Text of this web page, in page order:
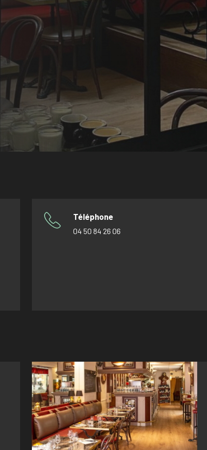
Téléphone
04 50 84 26 06